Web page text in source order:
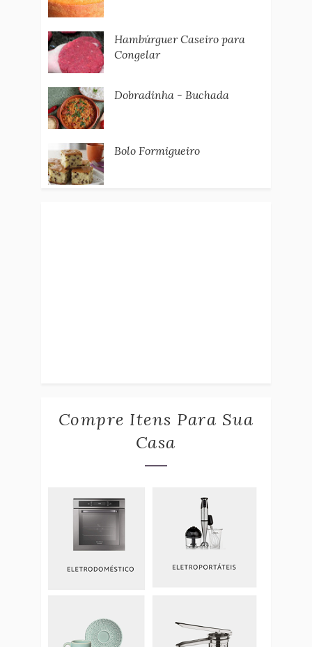
Hambúrguer Caseiro para
Congelar
Dobradinha - Buchada
Bolo Formigueiro
Compre Itens Para Sua
Casa